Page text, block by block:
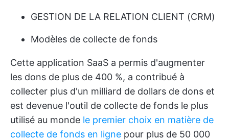
GESTION DE LA RELATION CLIENT (CRM)
Modèles de collecte de fonds
Cette application SaaS a permis d'augmenter
les dons de plus de 400 %, a contribué à
collecter plus d'un milliard de dollars de dons et
est devenue l'outil de collecte de fonds le plus
utilisé au monde le premier choix en matière de
collecte de fonds en ligne pour plus de 50 000